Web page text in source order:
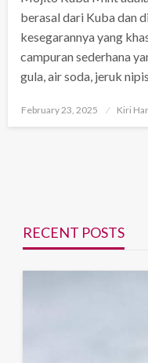
berasal dari Kuba dan
kesegarannya yang
campuran sederhana
gula, air soda, jeruk
Posted
February 23, 2025 Kiri
RECENT POSTS